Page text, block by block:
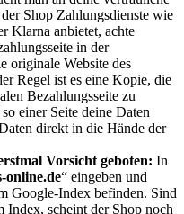
Shop Zahlungsdienste wie
Klarna anbietet, achte
in der
originale Website des
Regel ist es eine Kopie, die
Bezahlungsseite zu
einer Seite deine Daten
direkt in die Hände der
Vorsicht geboten: In
online.de“ eingeben und
Google-Index befinden. Sind
Index, scheint der Shop noch